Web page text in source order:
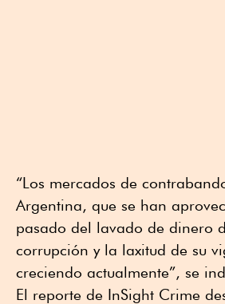
“Los mercados de
Argentina, que se han
pasado del lavado de dinero
corrupción y la laxitud de su
creciendo actualmente”, se
El reporte de InSight Crime